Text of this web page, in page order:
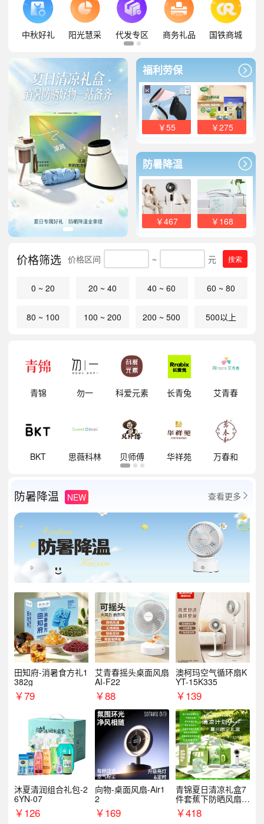
中秋好礼 阳光慧采 代发专区 商务礼品 国铁商城
福利劳保
￥55 ￥275
防暑降温
￥467 ￥168
价格筛选 价格区间 ~ 元 搜索
0 ~ 20 20 ~ 40 40 ~ 60 60 ~ 80
80 ~ 100 100 ~ 200 200 ~ 500 500以上
青锦 勿一 科爱元素 长青兔 艾青春
BKT 思薇科林 贝师傅 华祥苑 万春和
防暑降温 NEW 查看更多 
田知府-消暑食方礼1
382g
￥79
艾青春摇头桌面风扇
AI-F22
￥88
澳柯玛空气循环扇K
YT-15K335
￥139
沐夏清润组合礼包-2
6YN-07
￥126
向物-桌面风扇-Air1
2
￥169
青锦夏日清凉礼盒7
件套蕉下防晒风扇员
工福利端午伴手礼企
业定制
￥418